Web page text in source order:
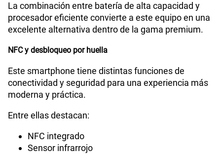
La combinación entre batería de alta capacidad y
procesador eficiente convierte a este equipo en una
excelente alternativa dentro de la gama premium.
NFC y desbloqueo por huella
Este smartphone tiene distintas funciones de
conectividad y seguridad para una experiencia más
moderna y práctica.
Entre ellas destacan:
NFC integrado
Sensor infrarrojo